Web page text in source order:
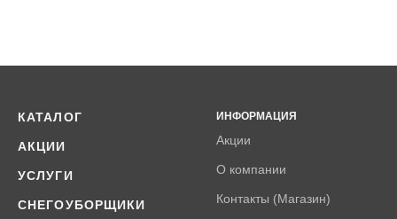
КАТАЛОГ
АКЦИИ
УСЛУГИ
СНЕГОУБОРЩИКИ
ИНФОРМАЦИЯ
Акции
О компании
Контакты (Магазин)